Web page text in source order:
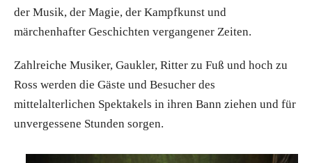
der Musik, der Magie, der Kampfkunst und
märchenhafter Geschichten vergangener Zeiten.
Zahlreiche Musiker, Gaukler, Ritter zu Fuß und hoch zu
Ross werden die Gäste und Besucher des
mittelalterlichen Spektakels in ihren Bann ziehen und für
unvergessene Stunden sorgen.